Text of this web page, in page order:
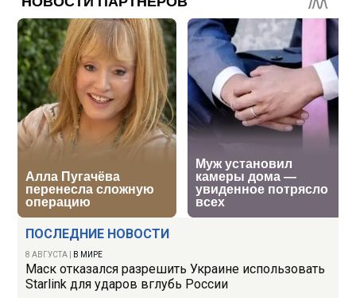
ПОСЛЕДНИЕ НОВОСТИ
8 АВГУСТА В МИРЕ
Маск отказался разрешить Украине использовать
Starlink для ударов вглубь России